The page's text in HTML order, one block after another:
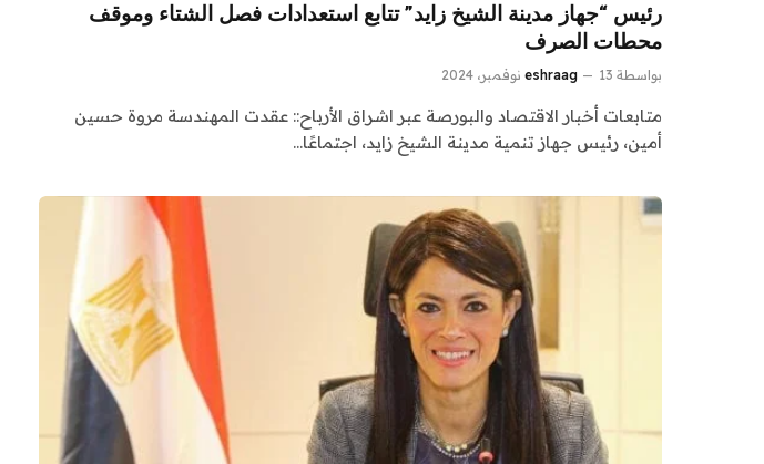
رئيس “جهاز مدينة الشيخ زايد” تتابع استعدادات فصل الشتاء وموقف
محطات الصرف
بواسطة eshraag 13 نوفمبر، 2024
متابعات أخبار الاقتصاد والبورصة عبر اشراق الأرباح:: عقدت المهندسة مروة حسين
أمين، رئيس جهاز تنمية مدينة الشيخ زايد، اجتماعًا…